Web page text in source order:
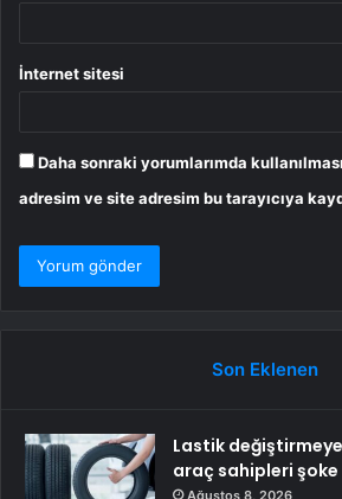
İnternet sitesi
Daha sonraki yorumlarımda
adresim ve site adresim bu tarayıcıya
Son Eklenen
Lastik
araç sahipleri şoke
Ağustos 8, 2026